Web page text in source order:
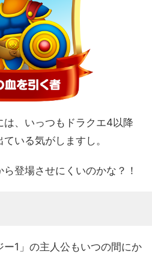
は、いっつもドラクエ4以降
いる気がしますし。
登場させにくいのかな？！
ー1」の主人公もいつの間にか